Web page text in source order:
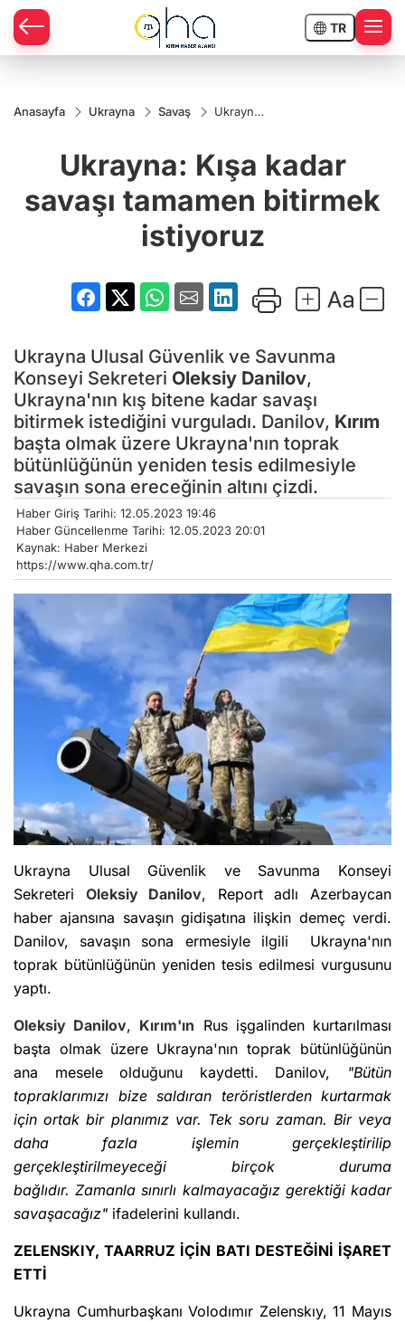
TR
Anasayfa Ukrayna Savaş
Ukrayna:
savaşı
tamamen
bitirmek
istiyoruz
Ukrayna: Kışa kadar
savaşı tamamen bitirmek
istiyoruz
Ukrayna Ulusal Güvenlik ve Savunma
Konseyi Sekreteri Oleksiy Danilov,
Ukrayna'nın kış bitene kadar savaşı
bitirmek istediğini vurguladı. Danilov, Kırım
başta olmak üzere Ukrayna'nın toprak
bütünlüğünün yeniden tesis edilmesiyle
savaşın sona ereceğinin altını çizdi.
Haber Giriş Tarihi: 12.05.2023 19:46
Haber Güncellenme Tarihi: 12.05.2023 20:01
Kaynak: Haber Merkezi
https://www.qha.com.tr/
Ukrayna Ulusal Güvenlik ve Savunma Konseyi
Sekreteri Oleksiy Danilov, Report adlı Azerbaycan
haber ajansına savaşın gidişatına ilişkin demeç verdi.
Danilov, savaşın sona ermesiyle ilgili Ukrayna'nın
toprak bütünlüğünün yeniden tesis edilmesi vurgusunu
yaptı.
Oleksiy Danilov, Kırım'ın Rus işgalinden kurtarılması
başta olmak üzere Ukrayna'nın toprak bütünlüğünün
ana mesele olduğunu kaydetti. Danilov, "Bütün
topraklarımızı bize saldıran teröristlerden kurtarmak
için ortak bir planımız var. Tek soru zaman. Bir veya
daha fazla işlemin gerçekleştirilip
gerçekleştirilmeyeceği birçok duruma
bağlıdır. Zamanla sınırlı kalmayacağız gerektiği kadar
savaşacağız" ifadelerini kullandı.
ZELENSKIY, TAARRUZ İÇİN BATI DESTEĞİNİ İŞARET
ETTİ
Ukrayna Cumhurbaşkanı Volodımır Zelenskıy, 11 Mayıs